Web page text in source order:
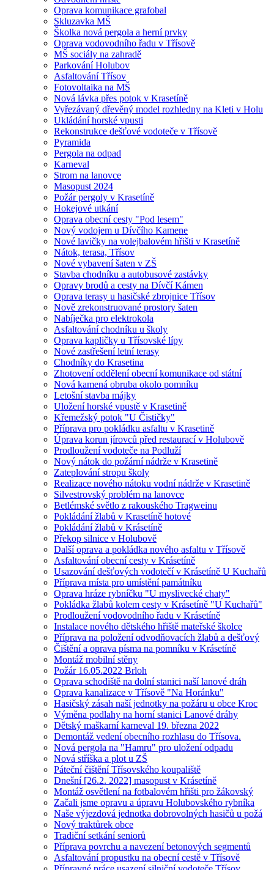
Oprava komunikace grafobal
Skluzavka MŠ
Školka nová pergola a herní prvky
Oprava vodovodního řadu v Třísově
MŠ sociály na zahradě
Parkování Holubov
Asfaltování Třísov
Fotovoltaika na MŠ
Nová lávka přes potok v Krasetíně
Vyřezávaný dřevěný model rozhledny na Kleti v Holu
Ukládání horské vpusti
Rekonstrukce dešťové vodoteče v Třísově
Pyramida
Pergola na odpad
Karneval
Strom na lanovce
Masopust 2024
Požár pergoly v Krasetíně
Hokejové utkání
Oprava obecní cesty "Pod lesem"
Nový vodojem u Dívčího Kamene
Nové lavičky na volejbalovém hřišti v Krasetíně
Nátok, terasa, Třísov
Nové vybavení šaten v ZŠ
Stavba chodníku a autobusové zastávky
Opravy brodů a cesty na Dívčí Kámen
Oprava terasy u hasičské zbrojnice Třísov
Nově zrekonstruované prostory šaten
Nabíječka pro elektrokola
Asfaltování chodníku u školy
Oprava kapličky u Třísovské lípy
Nové zastřešení letní terasy
Chodníky do Krasetina
Zhotovení oddělení obecní komunikace od státní
Nová kamená obruba okolo pomníku
Letošní stavba májky
Uložení horské vpustě v Krasetině
Křemežský potok "U Čističky"
Příprava pro pokládku asfaltu v Krasetině
Úprava korun jírovců před restaurací v Holubově
Prodloužení vodoteče na Podluží
Nový nátok do požární nádrže v Krasetině
Zateplování stropu školy
Realizace nového nátoku vodní nádrže v Krasetině
Silvestrovský problém na lanovce
Betlémské světlo z rakouského Tragweinu
Pokládání žlabů v Krasetíně hotové
Pokládání žlabů v Krásetíně
Překop silnice v Holubově
Další oprava a pokládka nového asfaltu v Třísově
Asfaltování obecní cesty v Krásetíně
Usazování dešťových vodotečí v Krásetíně U Kuchařů
Příprava místa pro umístění památníku
Oprava hráze rybníčku "U myslivecké chaty"
Pokládka žlabů kolem cesty v Krásetíně "U Kuchařů"
Prodloužení vodovodního řadu v Krásetíně
Instalace nového dětského hřiště mateřské školce
Příprava na položení odvodňovacích žlabů a dešťový
Čištění a oprava písma na pomníku v Krásetíně
Montáž mobilní stěny
Požár 16.05.2022 Brloh
Oprava schodiště na dolní stanici naší lanové dráh
Oprava kanalizace v Třísově "Na Horánku"
Hasičský zásah naší jednotky na požáru u obce Kroc
Výměna podlahy na horní stanici Lanové dráhy
Dětský maškarní karneval 19. března 2022
Demontáž vedení obecního rozhlasu do Třísova.
Nová pergola na "Hamru" pro uložení odpadu
Nová stříška a plot u ZŠ
Páteční čištění Třísovského koupaliště
Dnešní [26.2. 2022] masopust v Krásetíně
Montáž osvětlení na fotbalovém hřišti pro žákovský
Začali jsme opravu a úpravu Holubovského rybníka
Naše výjezdová jednotka dobrovolných hasičů u požá
Nový traktůrek obce
Tradiční setkání seniorů
Příprava povrchu a navezení betonových segmentů
Asfaltování propustku na obecní cestě v Třísově